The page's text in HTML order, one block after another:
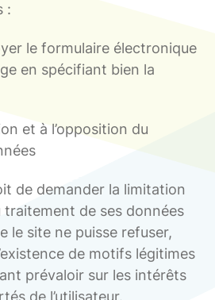
:
le formulaire électronique
en spécifiant bien la
et à l’opposition du
de demander la limitation
traitement de ses données
le site ne puisse refuser,
de motifs légitimes
prévaloir sur les intérêts
de l’utilisateur.